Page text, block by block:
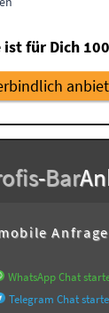
ist für Dich
-Bar
Anfrage
WhatsApp Chat
Telegram Chat